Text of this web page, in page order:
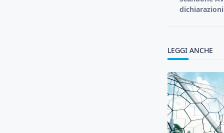
subtitle
LEGGI ANCHE